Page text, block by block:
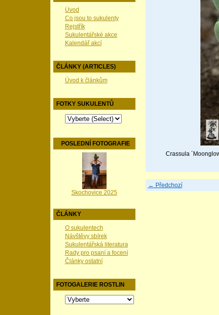
Úvod
Co jsou to sukulenty
Rejstřík
Sukulentářské akce
Kalendář akcí
ČLÁNKY (ARTICLES)
Úvod k článkům
FOTKY SUKULENTŮ
POSLEDNÍ FOTOGRAFIE
Skochovice 2025
ČLÁNKY
O sukulentech
Návštěvy sbírek
Sukulentářská literatura
Rady pro psaní a focení
Články ostatní
FOTOGALERIE ROSTLIN
Crassula
← Předchozí